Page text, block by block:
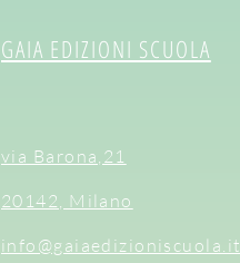
GAIA EDIZIONI SCUOLA
via Barona,21
20142, Milano
info@gaiaedizioniscuola.it